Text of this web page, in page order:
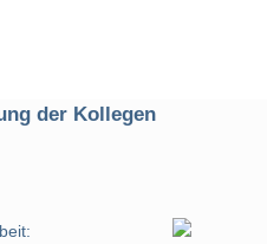
der Kollegen